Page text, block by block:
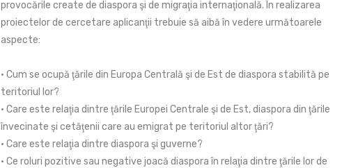
provocările create de diaspora şi de migraţia internaţională. În realizarea
proiectelor de cercetare aplicanţii trebuie să aibă în vedere următoarele
aspecte:
• Cum se ocupă ţările din Europa Centrală şi de Est de diaspora stabilită pe
teritoriul lor?
• Care este relaţia dintre ţările Europei Centrale şi de Est, diaspora din ţările
învecinate şi cetăţenii care au emigrat pe teritoriul altor ţări?
• Care este relaţia dintre diaspora şi guverne?
• Ce roluri pozitive sau negative joacă diaspora în relaţia dintre ţările lor de